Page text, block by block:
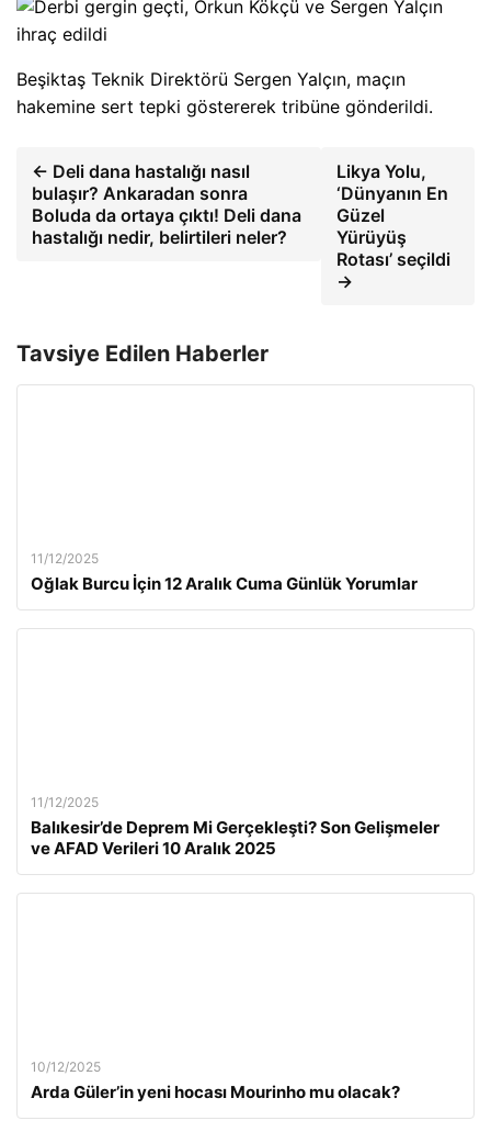
Beşiktaş Teknik Direktörü Sergen Yalçın, maçın
hakemine sert tepki göstererek tribüne gönderildi.
← Deli dana hastalığı nasıl
bulaşır? Ankaradan sonra
Boluda da ortaya çıktı! Deli dana
hastalığı nedir, belirtileri neler?
Likya Yolu,
‘Dünyanın En
Güzel
Yürüyüş
Rotası’ seçildi
→
Tavsiye Edilen Haberler
11/12/2025
Oğlak Burcu İçin 12 Aralık Cuma Günlük Yorumlar
11/12/2025
Balıkesir’de Deprem Mi Gerçekleşti? Son Gelişmeler
ve AFAD Verileri 10 Aralık 2025
10/12/2025
Arda Güler’in yeni hocası Mourinho mu olacak?